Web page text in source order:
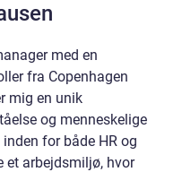
med en
fra Copenhagen
mig en unik
og menneskelige
for både HR og
et arbejdsmiljø, hvor